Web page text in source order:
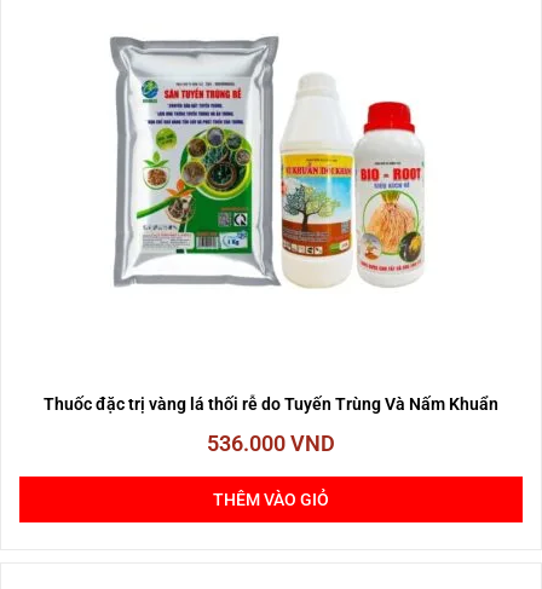
Thuốc đặc trị vàng lá thối rễ do Tuyến Trùng Và Nấm Khuẩn
536.000VND
THÊM VÀO GIỎ